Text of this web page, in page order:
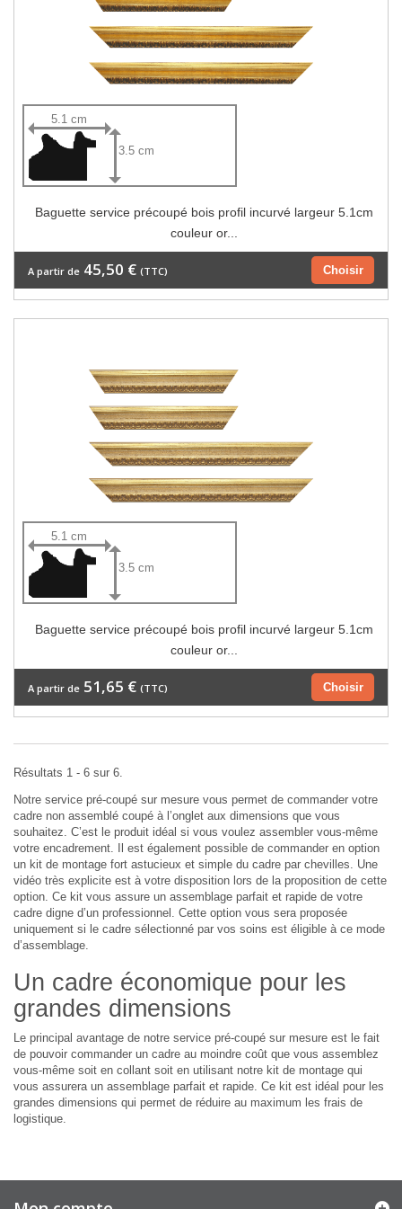
5.1 cm
3.5 cm
Baguette service précoupé bois profil incurvé largeur 5.1cm
couleur or...
Choisir
A partir de 45,50 € (TTC)
5.1 cm
3.5 cm
Baguette service précoupé bois profil incurvé largeur 5.1cm
couleur or...
Choisir
A partir de 51,65 € (TTC)
Résultats 1 - 6 sur 6.
Notre service pré-coupé sur mesure vous permet de commander votre
cadre non assemblé coupé à l’onglet aux dimensions que vous
souhaitez. C’est le produit idéal si vous voulez assembler vous-même
votre encadrement. Il est également possible de commander en option
un kit de montage fort astucieux et simple du cadre par chevilles. Une
vidéo très explicite est à votre disposition lors de la proposition de cette
option. Ce kit vous assure un assemblage parfait et rapide de votre
cadre digne d’un professionnel. Cette option vous sera proposée
uniquement si le cadre sélectionné par vos soins est éligible à ce mode
d’assemblage.
Un cadre économique pour les
grandes dimensions
Le principal avantage de notre service pré-coupé sur mesure est le fait
de pouvoir commander un cadre au moindre coût que vous assemblez
vous-même soit en collant soit en utilisant notre kit de montage qui
vous assurera un assemblage parfait et rapide. Ce kit est idéal pour les
grandes dimensions qui permet de réduire au maximum les frais de
logistique.